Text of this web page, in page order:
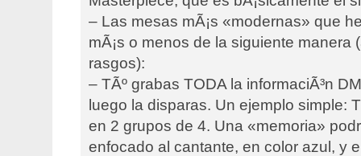
– Las mesas mÃ¡s «modernas» que
mÃ¡s o menos de la siguiente manera
rasgos):
– TÃº grabas TODA la informaciÃ³n
luego la disparas. Un ejemplo simple:
en 2 grupos de 4. Una «memoria»
enfocado al cantante, en color azul, y